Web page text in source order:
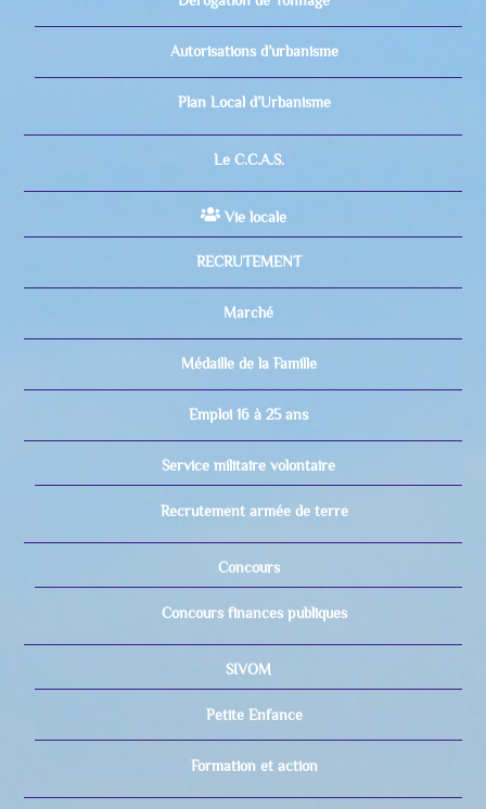
Autorisations d’urbanisme
Plan Local d’Urbanisme
Le C.C.A.S.
Vie locale
RECRUTEMENT
Marché
Médaille de la Famille
Emploi 16 à 25 ans
Service militaire volontaire
Recrutement armée de terre
Concours
Concours finances publiques
SIVOM
Petite Enfance
Formation et action